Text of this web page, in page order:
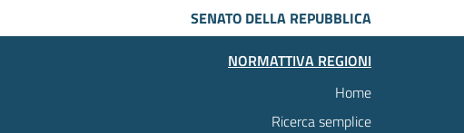
SENATO DELLA REPUBBLICA
NORMATTIVA REGIONI
Home
Ricerca semplice